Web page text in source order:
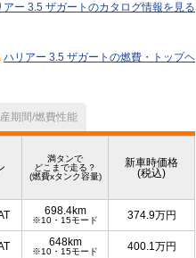
アー 3.5 ザガートのカタログ情報を見る
ハリアー 3.5 ザガートの燃費・トップヘ
期間/燃費性能
満タンで
どこまで走る？
(燃費xタンク容量)
新車時価格
(税込)
698.4km
※10・15モード 374.9万円
648km
※10・15モード 400.1万円